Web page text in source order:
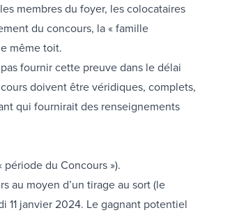
membres du foyer, les colocataires
du concours, la « famille
même toit.
fournir cette preuve dans le délai
doivent être véridiques, complets,
qui fournirait des renseignements
période du Concours »).
au moyen d’un tirage au sort (le
11 janvier 2024. Le gagnant potentiel